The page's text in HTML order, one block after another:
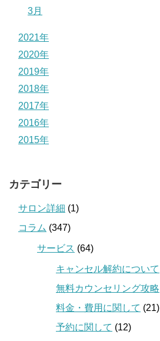
3月
2021年
2020年
2019年
2018年
2017年
2016年
2015年
カテゴリー
サロン詳細 (1)
コラム (347)
サービス (64)
キャンセル解約について
無料カウンセリング攻略
料金・費用に関して (21)
予約に関して (12)